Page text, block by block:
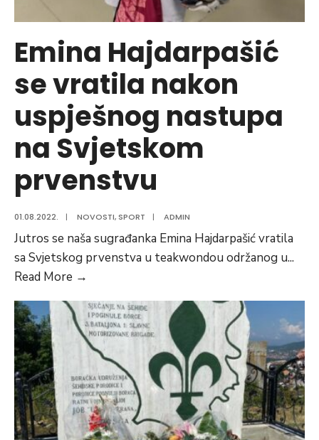
Emina Hajdarpašić
se vratila nakon
uspješnog nastupa
na Svjetskom
prvenstvu
01.08.2022. | NOVOSTI, SPORT | ADMIN
Jutros se naša sugrađanka Emina Hajdarpašić vratila
sa Svjetskog prvenstva u teakwondou održanog u...
Read More →
se
vratila
nakon
uspješnog
nastupa
na
Svjetskom